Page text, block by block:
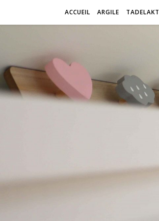
ACCUEIL ARGILE TADELAKT